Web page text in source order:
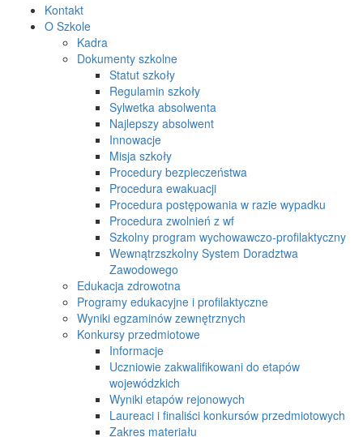
Kontakt
O Szkole
Kadra
Dokumenty szkolne
Statut szkoły
Regulamin szkoły
Sylwetka absolwenta
Najlepszy absolwent
Innowacje
Misja szkoły
Procedury bezpieczeństwa
Procedura ewakuacji
Procedura postępowania w razie wypadku
Procedura zwolnień z wf
Szkolny program wychowawczo-profilaktyczny
Wewnątrzszkolny System Doradztwa
Zawodowego
Edukacja zdrowotna
Programy edukacyjne i profilaktyczne
Wyniki egzaminów zewnętrznych
Konkursy przedmiotowe
Informacje
Uczniowie zakwalifikowani do etapów
wojewódzkich
Wyniki etapów rejonowych
Laureaci i finaliści konkursów przedmiotowych
Zakres materiału